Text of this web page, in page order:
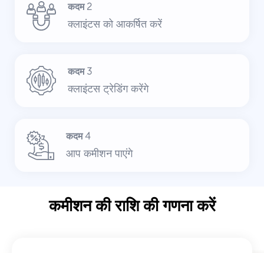
कदम 2
क्लाइंटस को आकर्षित करें
कदम 3
क्लाइंटस ट्रेडिंग करेंगे
कदम 4
आप कमीशन पाएंगे
कमीशन की राशि की गणना करें